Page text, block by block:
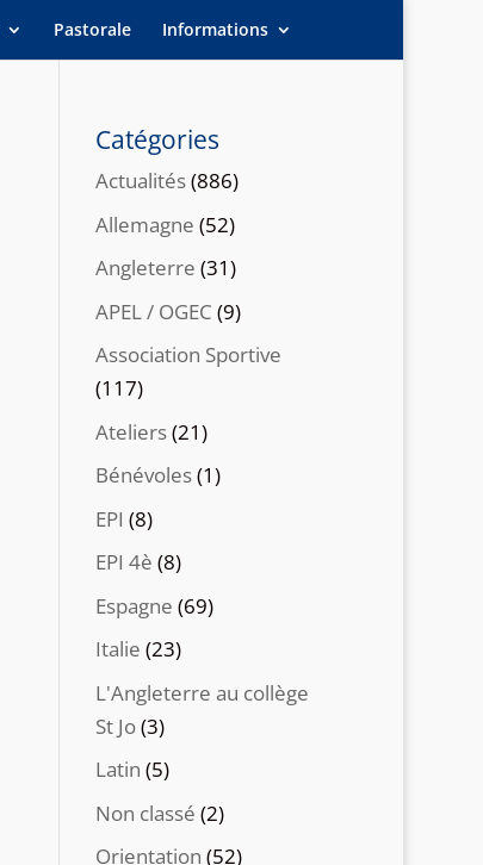
Pastorale Informations
Catégories
Actualités(886)
Allemagne (52)
Angleterre (31)
APEL / OGEC (9)
Association Sportive
(117)
Ateliers(21)
Bénévoles(1)
EPI (8)
EPI 4è (8)
Espagne (69)
Italie (23)
L'Angleterre au collège
St Jo(3)
Latin (5)
Non classé (2)
Orientation (52)